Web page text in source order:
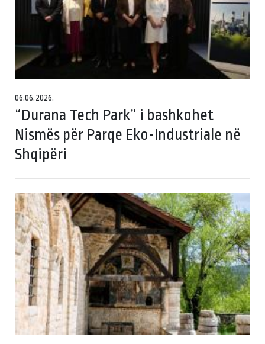
06.06.2026.
“Durana Tech Park” i bashkohet
Nismës për Parqe Eko-Industriale në
Shqipëri